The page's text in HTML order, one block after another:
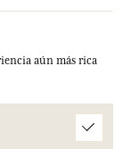
aún más rica